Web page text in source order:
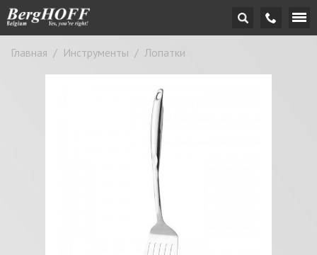
Главная / Инструменты / Лопатки